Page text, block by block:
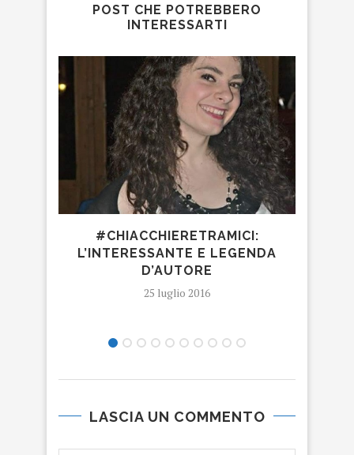
POST CHE POTREBBERO
INTERESSARTI
#CHIACCHIERETRAMICI:
L’INTERESSANTE E LEGENDA
D’AUTORE
25 luglio 2016
LASCIA UN COMMENTO